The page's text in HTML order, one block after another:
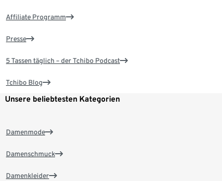
Affiliate Programm
Presse
5 Tassen täglich – der Tchibo Podcast
Tchibo Blog
Unsere beliebtesten Kategorien
Damenmode
Damenschmuck
Damenkleider